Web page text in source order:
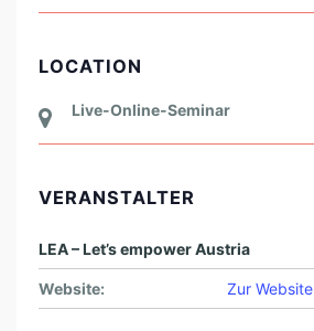
L
I
N
E
-
S
M
I
N
LOCATION
Live-Online-Seminar
VERANSTALTER
LEA – Let’s empower Austria
Website: Zur Website